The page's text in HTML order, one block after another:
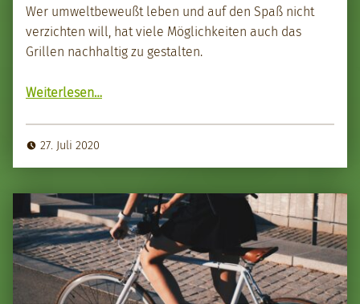
Wer umwelt­be­weußt leben und auf den Spaß nicht
verzicht­en will, hat viele Möglichkeit­en auch das
Grillen nach­haltig zu gestal­ten.
Weit­er­lesen“Nach­haltiges Grill­ma­te­r­i­al”
…
27. Juli 2020